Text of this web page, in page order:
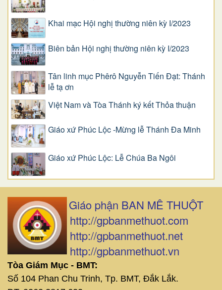
Khai mạc Hội nghị thường niên kỳ I/2023
Biên bản Hội nghị thường niên kỳ I/2023
Tân linh mục Phêrô Nguyễn Tiến Đạt: Thánh
lễ tạ ơn
Việt Nam và Tòa Thánh ký kết Thỏa thuận
Giáo xứ Phúc Lộc -Mừng lễ Thánh Đa Minh
Giáo xứ Phúc Lộc: Lễ Chúa Ba Ngôi
Giáo phận BAN MÊ THUỘT
http://gpbanmethuot.com
http://gpbanmethuot.net
http://gpbanmethuot.vn
Tòa Giám Mục - BMT:
Số 104 Phan Chu Trinh, Tp. BMT, Đắk Lắk.